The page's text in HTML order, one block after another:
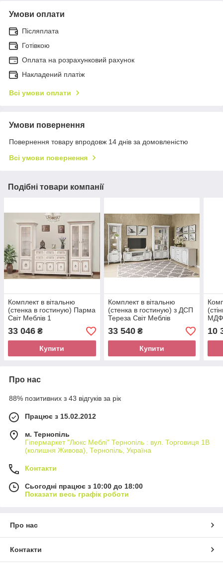
Умови оплати
Післяплата
Готівкою
Оплата на розрахунковий рахунок
Накладений платіж
Всі умови оплати
Умови повернення
Повернення товару впродовж 14 днів за домовленістю
Всі умови повернення
Подібні товари компанії
Комплект в вітальню
(стенка в гостиную) Парма
Світ Меблів 1
33 046 ₴
Купити
Комплект в вітальню
(стенка в гостиную) з ДСП
Тереза Світ Меблів
33 540₴
Купити
МДФ
10
Про нас
88% позитивних з 43 відгуків за рік
Працює з 15.02.2012
м. Тернопіль
Гіпермаркет "Люкс Меблі" Тернопіль : вул. Торговиця 1В
(колишня Живова), Тернопіль, Україна
Контакти
Сьогодні працює з 10:00 до 18:00
Показати весь графік роботи
Про нас
Контакти